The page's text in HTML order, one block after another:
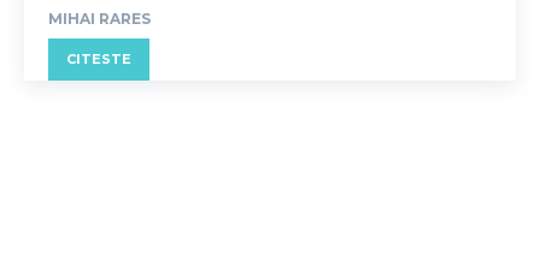
MIHAI RARES
CITESTE